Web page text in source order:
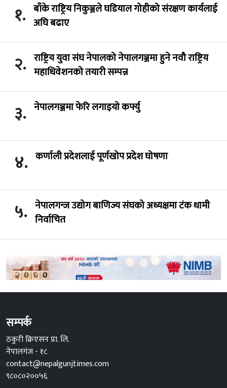
१. बाँके राष्ट्रिय निकुञ्जले घडियाल गोहीको संरक्षण कार्यलाई
अघि बढाए
२. राष्ट्रिय युवा संघ नेपालको नेपालगञ्जमा हुने नवौ राष्ट्रिय
महाधिवेशनको तयारी सम्पन्न
३. नेपालगञ्जमा फेरि लगाइयो कर्फ्यु
४. कर्णाली प्रदेशलाई पूर्णखोप प्रदेश घोषणा
५. नेपालगन्ज उद्योग बाणिज्य संघको अध्यक्षमा टंक धामी
निर्वाचित
सम्पर्क
ठकुरी क्रिएसन प्रा. लि.
नेपालगंज - १८
contact@nepalgunjtimes.com
९८०८०२००५६